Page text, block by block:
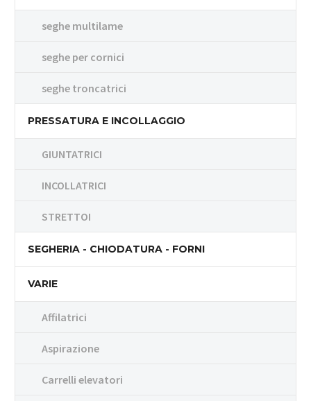
seghe multilame
seghe per cornici
seghe troncatrici
PRESSATURA E INCOLLAGGIO
GIUNTATRICI
INCOLLATRICI
STRETTOI
SEGHERIA - CHIODATURA - FORNI
VARIE
Affilatrici
Aspirazione
Carrelli elevatori